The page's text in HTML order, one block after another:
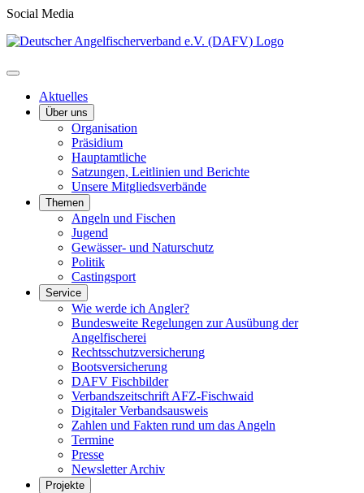
Social Media
Aktuelles
Über uns
Organisation
Präsidium
Hauptamtliche
Satzungen, Leitlinien und Berichte
Unsere Mitgliedsverbände
Themen
Angeln und Fischen
Jugend
Gewässer- und Naturschutz
Politik
Castingsport
Service
Wie werde ich Angler?
Bundesweite Regelungen zur Ausübung der
Angelfischerei
Rechtsschutzversicherung
Bootsversicherung
DAFV Fischbilder
Verbandszeitschrift AFZ-Fischwaid
Digitaler Verbandsausweis
Zahlen und Fakten rund um das Angeln
Termine
Presse
Newsletter Archiv
Projekte